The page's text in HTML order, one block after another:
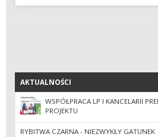
AKTUALNOŚCI
AKTUALNOŚCI
WSPÓŁPRACA LP I KANCELARII
PROJEKTU
RYBITWA CZARNA - NIEZWYKŁY GATUNEK